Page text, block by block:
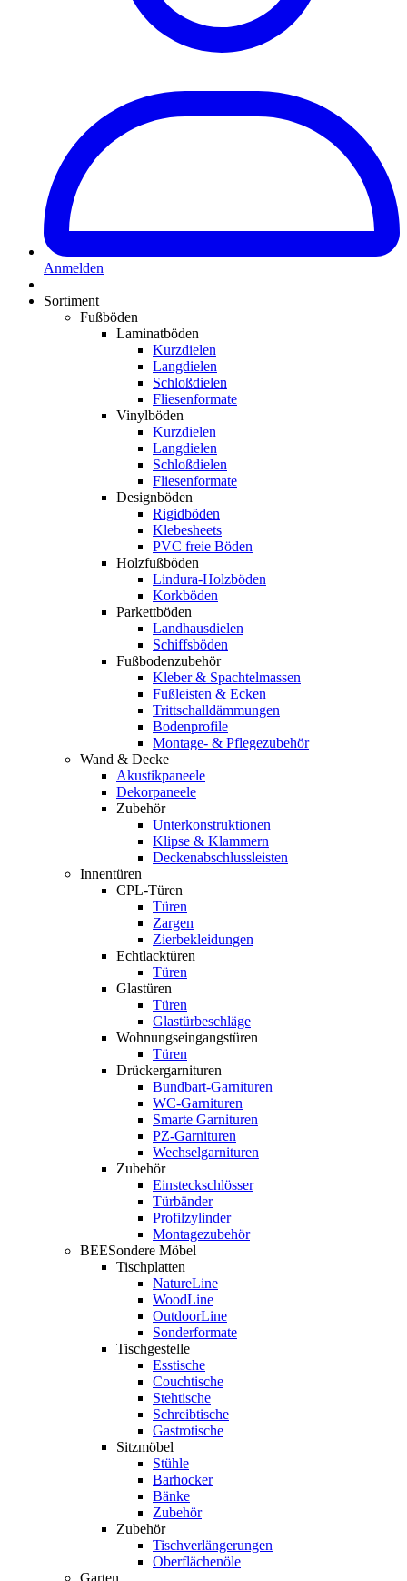
Anmelden
Sortiment
Fußböden
Laminatböden
Kurzdielen
Langdielen
Schloßdielen
Fliesenformate
Vinylböden
Kurzdielen
Langdielen
Schloßdielen
Fliesenformate
Designböden
Rigidböden
Klebesheets
PVC freie Böden
Holzfußböden
Lindura-Holzböden
Korkböden
Parkettböden
Landhausdielen
Schiffsböden
Fußbodenzubehör
Kleber & Spachtelmassen
Fußleisten & Ecken
Trittschalldämmungen
Bodenprofile
Montage- & Pflegezubehör
Wand & Decke
Akustikpaneele
Dekorpaneele
Zubehör
Unterkonstruktionen
Klipse & Klammern
Deckenabschlussleisten
Innentüren
CPL-Türen
Türen
Zargen
Zierbekleidungen
Echtlacktüren
Türen
Glastüren
Türen
Glastürbeschläge
Wohnungseingangstüren
Türen
Drückergarnituren
Bundbart-Garnituren
WC-Garnituren
Smarte Garnituren
PZ-Garnituren
Wechselgarnituren
Zubehör
Einsteckschlösser
Türbänder
Profilzylinder
Montagezubehör
BEESondere Möbel
Tischplatten
NatureLine
WoodLine
OutdoorLine
Sonderformate
Tischgestelle
Esstische
Couchtische
Stehtische
Schreibtische
Gastrotische
Sitzmöbel
Stühle
Barhocker
Bänke
Zubehör
Zubehör
Tischverlängerungen
Oberflächenöle
Garten